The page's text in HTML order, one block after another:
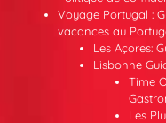
Voyage Portugal :
vacances au
Les Açores:
Lisbonne
Time
Les